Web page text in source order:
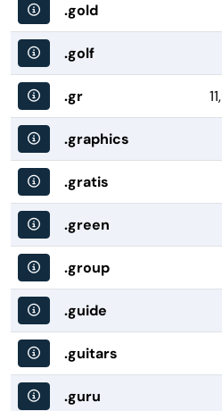
.gold
.golf
.gr
.graphics
.gratis
.green
.group
.guide
.guitars
.guru